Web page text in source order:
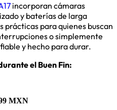
incorporan cámaras
y baterías de larga
prácticas para quienes buscan
o simplemente
y hecho para durar.
el Buen Fin:
MXN